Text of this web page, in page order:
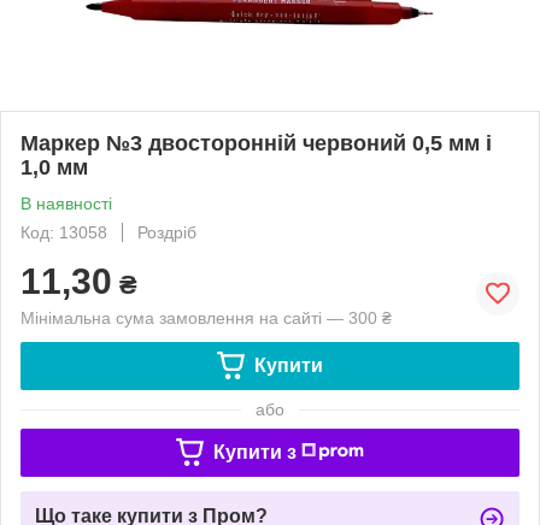
Маркер №3 двосторонній червоний 0,5 мм і
1,0 мм
В наявності
Код: 13058
Роздріб
11,30 ₴
Мінімальна сума замовлення на сайті — 300 ₴
Купити
або
Купити з
Що таке купити з Пром?